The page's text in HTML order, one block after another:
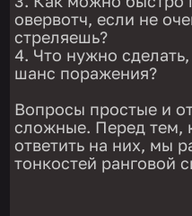
овервотч, если не
стреляешь?
Что нужно
шанс поражения?
Вопросы простые и
сложные. Перед тем,
ответить на них, мы
тонкостей ранговой